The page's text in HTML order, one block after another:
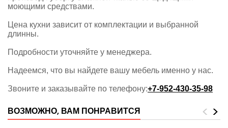
моющими средствами.
Цена кухни зависит от комплектации и выбранной
длинны.
Подробности уточняйте у менеджера.
Надеемся, что вы найдете вашу мебель именно у нас.
Звоните и заказывайте по телефону:+7-952-430-35-98
ВОЗМОЖНО, ВАМ ПОНРАВИТСЯ >
<